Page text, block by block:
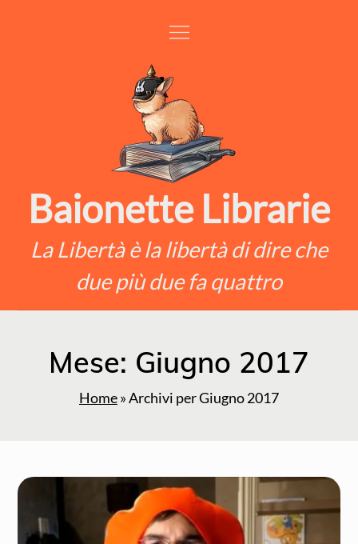
Baionette Librarie
La Libertà è la libertà di dire che
due più due fa quattro
Mese: Giugno 2017
Home»Archivi per Giugno 2017